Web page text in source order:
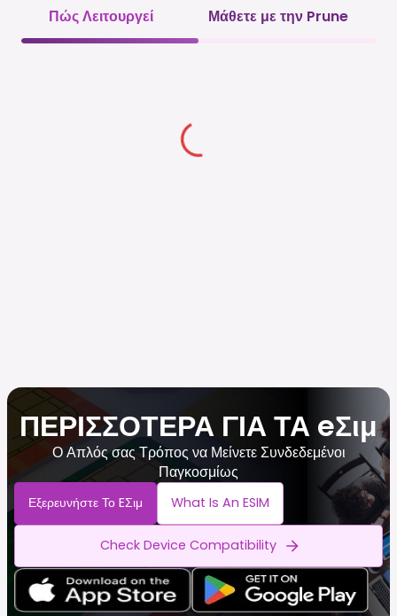
Πώς Λειτουργεί Μάθετε με την Prune
ΠΕΡΙΣΣΟΤΕΡΑ ΓΙΑ ΤΑ eΣιμ
Ο Απλός σας Τρόπος να Μείνετε Συνδεδεμένοι
Παγκοσμίως
Εξερευνήστε Το EΣιμ What Is An ESIM
Check Device Compatibility